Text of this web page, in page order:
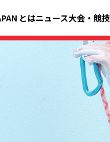
とはニュース大会・競技